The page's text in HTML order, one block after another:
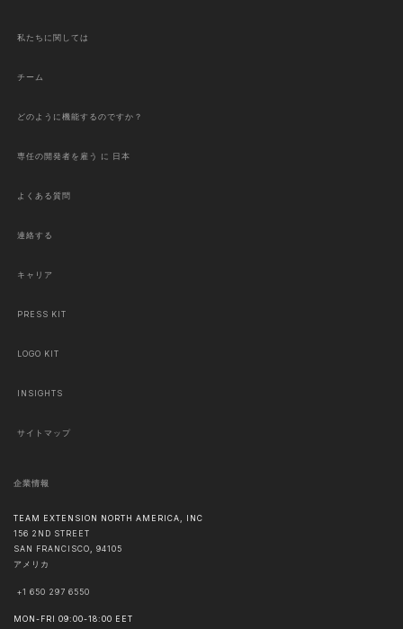
私たちに関しては
チーム
どのように機能するのですか？
専任の開発者を雇う に 日本
よくある質問
連絡する
キャリア
PRESS KIT
LOGO KIT
INSIGHTS
サイトマップ
企業情報
TEAM EXTENSION NORTH AMERICA, INC
156 2ND STREET
SAN FRANCISCO, 94105
アメリカ
+1 650 297 6550
MON-FRI 09:00-18:00 EET